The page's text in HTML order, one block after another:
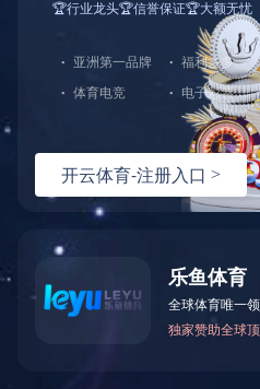
LORA远距离无线门磁门窗防盗报警探测器